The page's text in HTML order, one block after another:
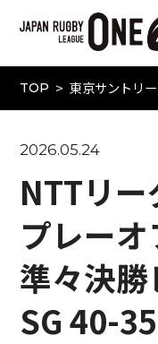
TOP 東京サントリ
2026.05.24
NTTリ
プレー
準々決
SG 40-35